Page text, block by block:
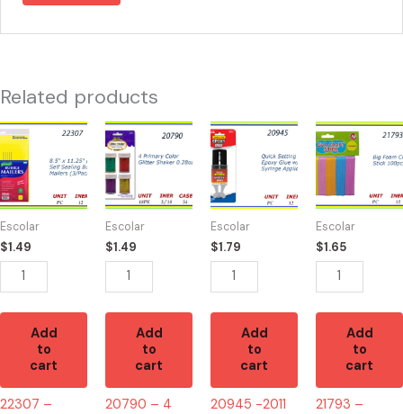
Related products
Escolar
$1.49
22307
-
SOBRES
BURBUJA
8.5
X
11.25
quantity
Add
to
cart
22307 –
Escolar
$1.49
20790
-
4
PRIMARY
COLOR
GLITTER
.28oz
quantity
Add
to
cart
20790 – 4
Escolar
$1.79
20945
-2011
EPOXY
GLUE
quantity
Add
to
cart
20945 -2011
Escolar
$1.65
21793
-
FOAM
CRAFT
100
PC
quantity
Add
to
cart
21793 –